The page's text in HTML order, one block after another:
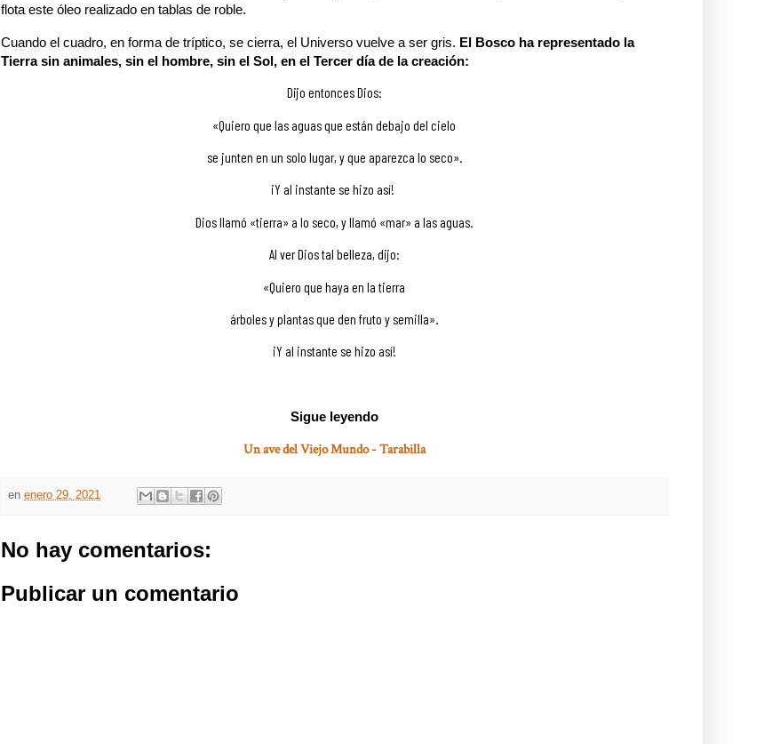
flota este óleo realizado en tablas de roble.
Cuando el cuadro, en forma de tríptico, se cierra, el Universo vuelve a ser gris. El Bosco ha representado la
Tierra sin animales, sin el hombre, sin el Sol, en el Tercer día de la creación:
Dijo entonces Dios:
«Quiero que las aguas que están debajo del cielo
se junten en un solo lugar, y que aparezca lo seco».
¡Y al instante se hizo así!
Dios llamó «tierra» a lo seco, y llamó «mar» a las aguas.
Al ver Dios tal belleza, dijo:
«Quiero que haya en la tierra
árboles y plantas que den fruto y semilla».
¡Y al instante se hizo así!
Sigue leyendo
Un ave del Viejo Mundo - Tarabilla
en enero 29, 2021
No hay comentarios:
Publicar un comentario